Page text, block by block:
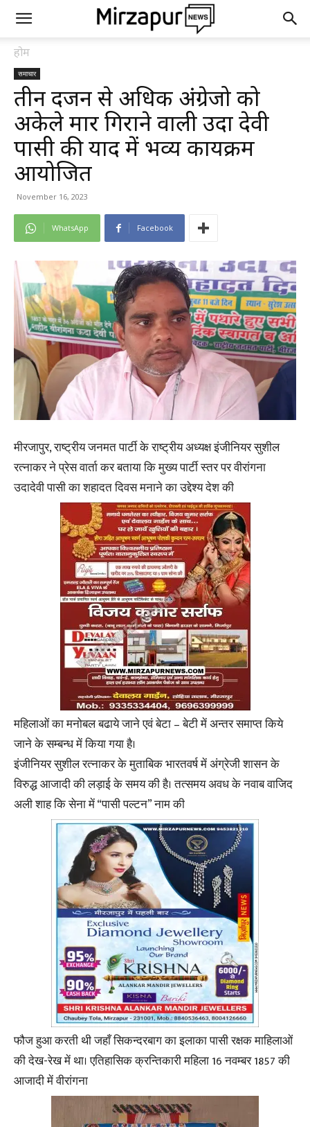
होम
समाचार
तीन दर्जन से अधिक अंग्रेजो को
अकेले मार गिराने वाली उदा देवी
पासी की याद में भव्य कार्यक्रम
आयोजित
November 16, 2023
WhatsApp Facebook
मीरजापुर, राष्ट्रीय जनमत पार्टी के राष्ट्रीय अध्यक्ष इंजीनियर सुशील
रत्नाकर ने प्रेस वार्ता कर बताया कि मुख्य पार्टी स्तर पर वीरांगना
उदादेवी पासी का शहादत दिवस मनाने का उद्देश्य देश की
महिलाओं का मनोबल बढाये जाने एवं बेटा – बेटी में अन्तर समाप्त किये
जाने के सम्बन्ध में किया गया है।
इंजीनियर सुशील रत्नाकर के मुताबिक भारतवर्ष में अंग्रेजी शासन के
विरुद्ध आजादी की लड़ाई के समय की है। तत्समय अवध के नवाब वाजिद
अली शाह कि सेना में “पासी पल्टन” नाम की
फौज हुआ करती थी जहाँ सिकन्दरबाग का इलाका पासी रक्षक माहिलाओं
की देख-रेख में था। एतिहासिक क्रन्तिकारी महिला 16 नवम्बर 1857 की
आजादी में वीरांगना